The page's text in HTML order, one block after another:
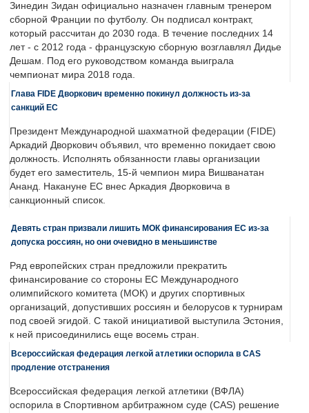
Зинедин Зидан официально назначен главным тренером
сборной Франции по футболу. Он подписал контракт,
который рассчитан до 2030 года. В течение последних 14
лет - с 2012 года - французскую сборную возглавлял Дидье
Дешам. Под его руководством команда выиграла
чемпионат мира 2018 года.
Глава FIDE Дворкович временно покинул должность из-за
санкций ЕС
Президент Международной шахматной федерации (FIDE)
Аркадий Дворкович объявил, что временно покидает свою
должность. Исполнять обязанности главы организации
будет его заместитель, 15-й чемпион мира Вишванатан
Ананд. Накануне ЕС внес Аркадия Дворковича в
санкционный список.
Девять стран призвали лишить МОК финансирования ЕС из-за
допуска россиян, но они очевидно в меньшинстве
Ряд европейских стран предложили прекратить
финансирование со стороны ЕС Международного
олимпийского комитета (МОК) и других спортивных
организаций, допустивших россиян и белорусов к турнирам
под своей эгидой. С такой инициативой выступила Эстония,
к ней присоединились еще восемь стран.
Всероссийская федерация легкой атлетики оспорила в CAS
продление отстранения
Всероссийская федерация легкой атлетики (ВФЛА)
оспорила в Спортивном арбитражном суде (CAS) решение